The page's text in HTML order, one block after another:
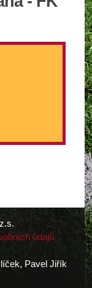
údajů
Pavel Jiřík